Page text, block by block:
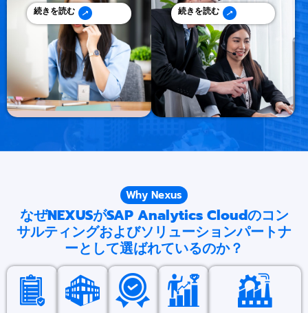
続きを読む 続きを読む
Why Nexus
なぜNEXUSがSAP Analytics Cloudのコン
サルティングおよびソリューションパートナ
ーとして選ばれているのか？​